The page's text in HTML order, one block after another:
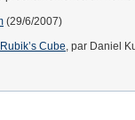
(29/6/2007)
Cube, par Daniel